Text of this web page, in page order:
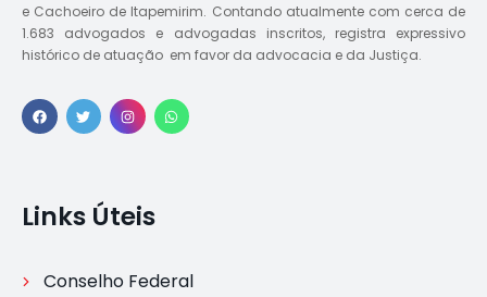
e Cachoeiro de Itapemirim. Contando atualmente com cerca de
1.683 advogados e advogadas inscritos, registra expressivo
histórico de atuação em favor da advocacia e da Justiça.
Links Úteis
Conselho Federal